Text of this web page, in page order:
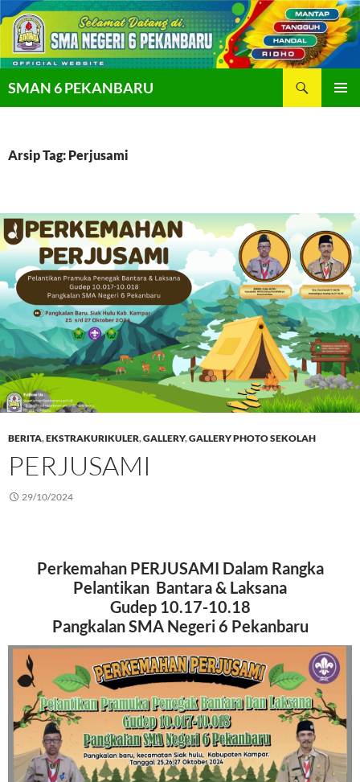
Langsung
ke
SMAN 6 PEKANBARU
Arsip Tag: Perjusami
BERITA,EKSTRAKURIKULER,GALLERY,GALLERY PHOTO SEKOLAH
PERJUSAMI
29/10/2024
Perkemahan PERJUSAMI Dalam Rangka
Pelantikan Bantara & Laksana
Gudep 10.17-10.18
Pangkalan SMA Negeri 6 Pekanbaru